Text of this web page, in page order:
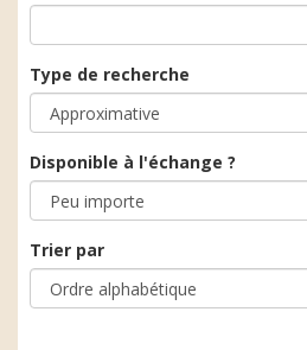
Type de recherche
Disponible à l'échange ?
Trier par